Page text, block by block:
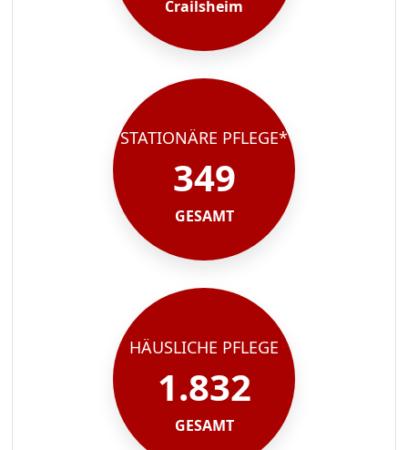
Crailsheim
STATIONÄRE PFLEGE*
349
GESAMT
HÄUSLICHE PFLEGE
1.832
GESAMT